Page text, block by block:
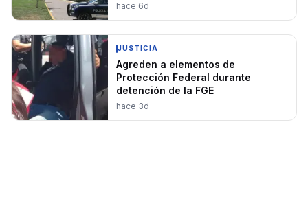
hace 6d
JUSTICIA
Agreden a elementos de
Protección Federal durante
detención de la FGE
hace 3d